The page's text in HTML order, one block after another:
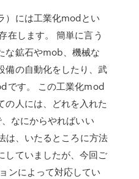
）には工業化modとい
在します。 簡単に言う
な鉱石やmob、機械な
備の自動化をしたり、武
です。 この工業化mod
の人には、どれを入れた
なにからやればいい
は、いたるところに方法
していましたが、今回ご
ンによって対応してい